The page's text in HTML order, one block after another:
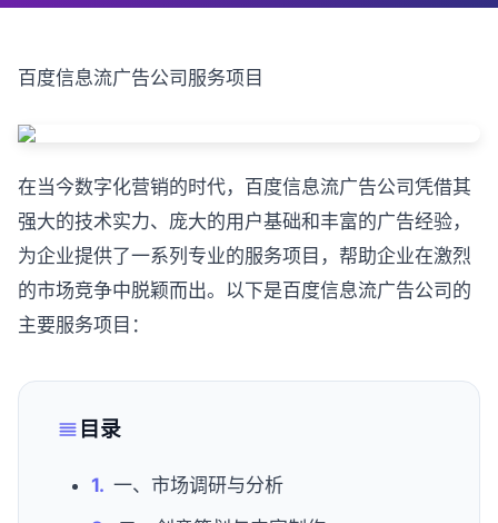
百度信息流广告公司服务项目
在当今数字化营销的时代，百度信息流广告公司凭借其
强大的技术实力、庞大的用户基础和丰富的广告经验，
为企业提供了一系列专业的服务项目，帮助企业在激烈
的市场竞争中脱颖而出。以下是百度信息流广告公司的
主要服务项目：
目录
一、市场调研与分析